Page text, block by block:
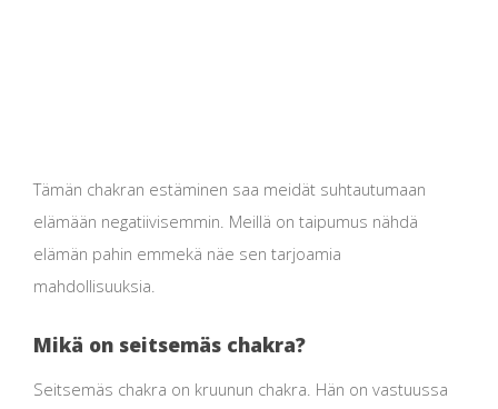
Tämän chakran estäminen saa meidät suhtautumaan
elämään negatiivisemmin. Meillä on taipumus nähdä
elämän pahin emmekä näe sen tarjoamia
mahdollisuuksia.
Mikä on seitsemäs chakra?
Seitsemäs chakra on kruunun chakra. Hän on vastuussa